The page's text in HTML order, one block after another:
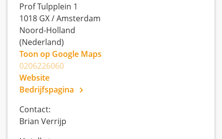
Prof Tulpplein 1
1018 GX/Amsterdam
Noord-Holland
(Nederland)
Toon op Google Maps
0206226060
Website
Bedrijfspagina
Contact:
Brian Verrijp